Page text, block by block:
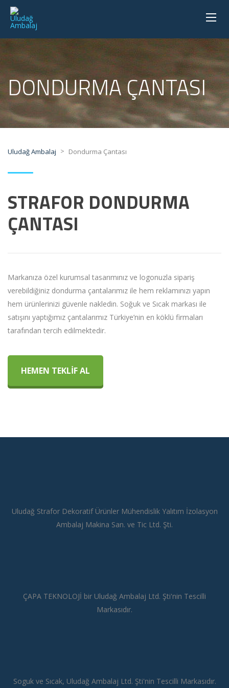
DONDURMA ÇANTASI
Uludağ Ambalaj > Dondurma Çantası
STRAFOR DONDURMA
ÇANTASI
Markanıza özel kurumsal tasarımınız ve logonuzla sipariş
verebildiğiniz dondurma çantalarımız ile hem reklamınızı yapın
hem ürünlerinizi güvenle nakledin. Soğuk ve Sıcak markası ile
satışını yaptığımız çantalarımız Türkiye’nin en köklü firmaları
tarafından tercih edilmektedir.
HEMEN TEKLİF AL
Uludağ Strafor Dekoratif Ürünler Mühendislik Yalıtım İzolasyon
Ambalaj Makina San. ve Tic Ltd. Şti.
ÇAPA TEKNOLOJİ bir Uludağ Ambalaj Ltd. Şti'nin Tescilli
Markasıdır.
Soguk ve Sıcak, Uludağ Ambalaj Ltd. Şti'nin Tescilli Markasıdır.